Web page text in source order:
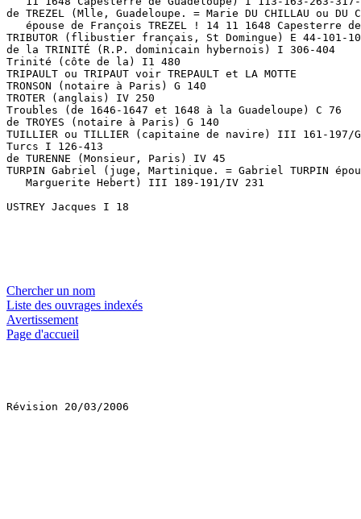
de TREZEL (Mlle, Guadeloupe. = Marie DU CHILLAU ou DU
épouse de François TREZEL ! 14 11 1648 Capesterre
TRIBUTOR (flibustier français, St Domingue) E 44-101-
de la TRINITÉ (R.P. dominicain hybernois) I 306-404
Trinité (côte de la) I1 480
TRIPAULT ou TRIPAUT voir TREPAULT et LA MOTTE
TRONSON (notaire à Paris) G 140
TROTER (anglais) IV 250
Troubles (de 1646-1647 et 1648 à la Guadeloupe) C 76
de TROYES (notaire à Paris) G 140
TUILLIER ou TILLIER (capitaine de navire) III 161-197/
Turcs I 126-413
de TURENNE (Monsieur, Paris) IV 45
TURPIN Gabriel (juge, Martinique. = Gabriel TURPIN
   Marguerite Hebert) III 189-191/IV 231
USTREY Jacques I 18
Chercher un nom
Liste des ouvrages indexés
Avertissement
Page d'accueil